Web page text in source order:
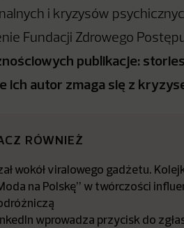
i kryzysów
Fundacji Zdrowego
publikacje:
ich autor zmaga się z
RÓWNIEŻ
wokół viralowego gadżetu.
na Polskę” w twórczości
wprowadza przycisk do